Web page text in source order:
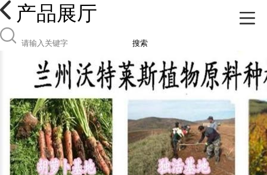
产品展厅
搜索